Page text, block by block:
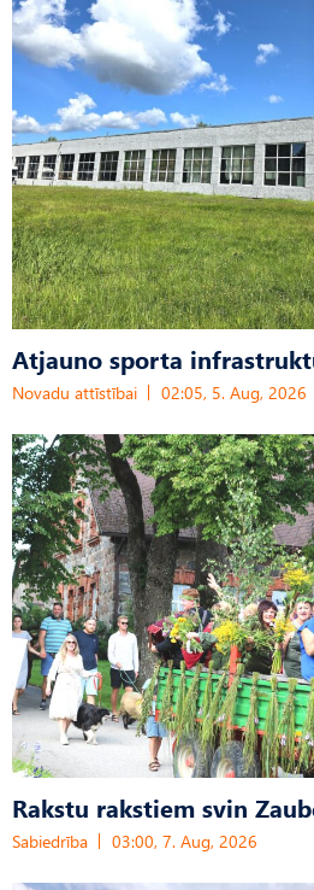
Atjauno sporta
Novadu attīstībai 02:05, 5. Aug, 2026
Rakstu rakstiem svin
Sabiedrība 03:00, 7. Aug, 2026